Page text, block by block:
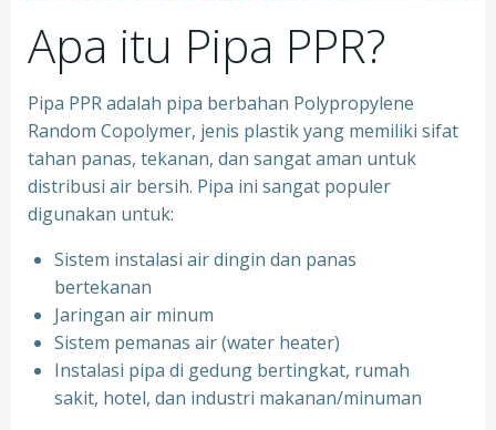
Apa itu Pipa PPR?
Pipa PPR adalah pipa berbahan Polypropylene
Random Copolymer, jenis plastik yang memiliki sifat
tahan panas, tekanan, dan sangat aman untuk
distribusi air bersih. Pipa ini sangat populer
digunakan untuk:
Sistem instalasi air dingin dan panas
bertekanan
⁠Jaringan air minum
⁠Sistem pemanas air (water heater)
⁠Instalasi pipa di gedung bertingkat, rumah
sakit, hotel, dan industri makanan/minuman